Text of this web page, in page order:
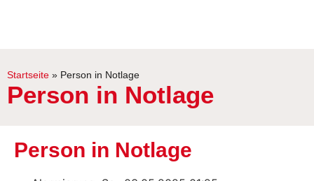
Startseite » Person in Notlage
Person in Notlage
Person in Notlage